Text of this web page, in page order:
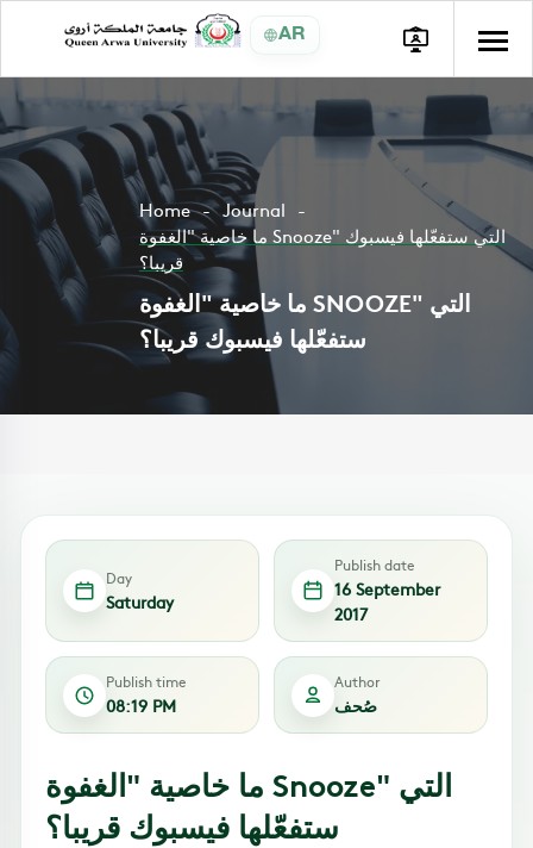
AR
Home
Journal
ما خاصية "الغفوة Snooze" التي ستفعّلها فيسبوك
قريبا؟
ما خاصية "الغفوة SNOOZE" التي
ستفعّلها فيسبوك قريبا؟
Day
Saturday
Publish date
16 September
2017
Publish time
08:19 PM
Author
صُحف
ما خاصية "الغفوة Snooze" التي
ستفعّلها فيسبوك قريبا؟